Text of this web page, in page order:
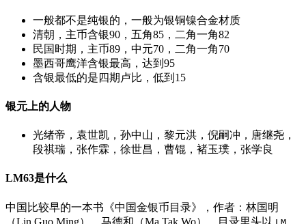
一般都不是纯银的，一般为银铜镍合金材质
清朝，主币含银90，五角85，二角一角82
民国时期，主币89，中元70，二角一角70
墨西哥鹰洋含银最高，达到95
含银最低的是四期卢比，低到15
银元上的人物
光绪帝，袁世凯，孙中山，黎元洪，倪嗣冲，唐继尧，
段祺瑞，张作霖，徐世昌，曹锟，褚玉璞，张学良
LM63是什么
中国比较早的一本书《中国金银币目录》，作者：林国明
（Lin Guo Ming）、马德和（Ma Tak Wo），目录里头以